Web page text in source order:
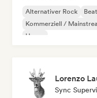
Alternativer Rock
Kommerziell /
House
Lorenzo
Sync